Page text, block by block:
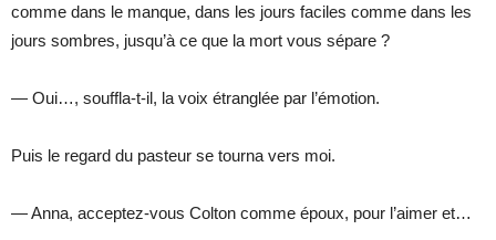
comme dans le manque, dans les jours faciles comme dans les
jours sombres, jusqu’à ce que la mort vous sépare ?
— Oui…, souffla-t-il, la voix étranglée par l’émotion.
Puis le regard du pasteur se tourna vers moi.
— Anna, acceptez-vous Colton comme époux, pour l’aimer et…